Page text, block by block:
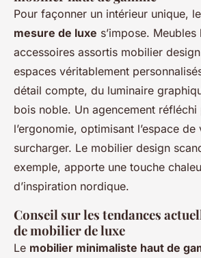
Pour façonner un intérieur unique, le
mesure de luxe s’impose.
accessoires assortis mobilier
espaces véritablement
détail compte, du luminaire
bois noble. Un agencement
l’ergonomie, optimisant l’espace de
surcharger. Le mobilier design
exemple, apporte une touche
d’inspiration nordique.
Conseil sur les tendances
de mobilier de luxe
Le mobilier minimaliste haut de